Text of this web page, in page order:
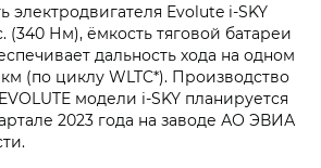
Evolute i‑SKY
(340 Нм), ёмкость тяговой батареи
дальность хода на одном
(по циклу WLTC*). Производство
модели i‑SKY планируется
2023 года на заводе АО ЭВИА